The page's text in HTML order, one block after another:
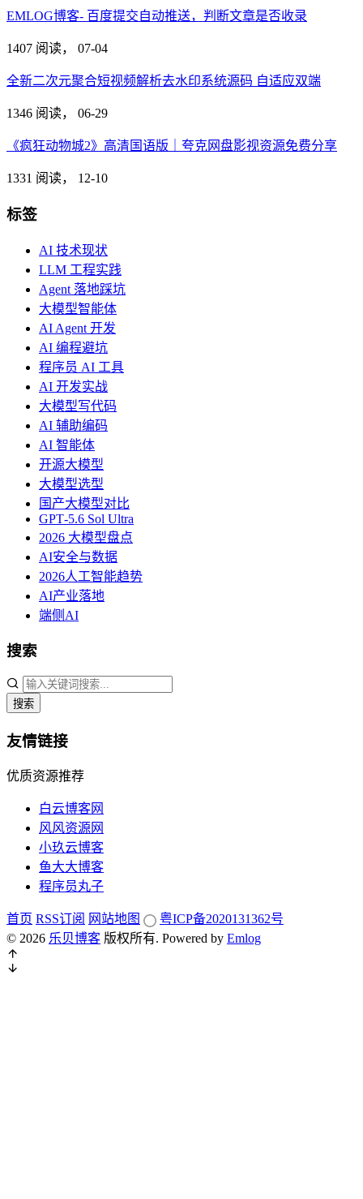
EMLOG博客- 百度提交自动推送，判断文章是否收录
1407 阅读， 07-04
全新二次元聚合短视频解析去水印系统源码 自适应双端
1346 阅读， 06-29
《疯狂动物城2》高清国语版｜夸克网盘影视资源免费分享
1331 阅读， 12-10
标签
AI 技术现状
LLM 工程实践
Agent 落地踩坑
大模型智能体
AI Agent 开发
AI 编程避坑
程序员 AI 工具
AI 开发实战
大模型写代码
AI 辅助编码
AI 智能体
开源大模型
大模型选型
国产大模型对比
GPT‑5.6 Sol Ultra
2026 大模型盘点
AI安全与数据
2026人工智能趋势
AI产业落地
端侧AI
搜索
搜索
友情链接
优质资源推荐
白云博客网
风风资源网
小玖云博客
鱼大大博客
程序员丸子
首页 RSS订阅 网站地图
粤ICP备2020131362号
© 2026 乐贝博客 版权所有. Powered by Emlog